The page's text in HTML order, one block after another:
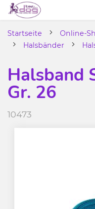
Startseite Online-
Halsbänder
Halsband
Gr. 26
10473